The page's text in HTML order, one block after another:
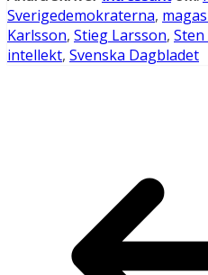
Sverigedemokraterna,
Karlsson, Stieg Larsson,
intellekt, Svenska Dagbladet